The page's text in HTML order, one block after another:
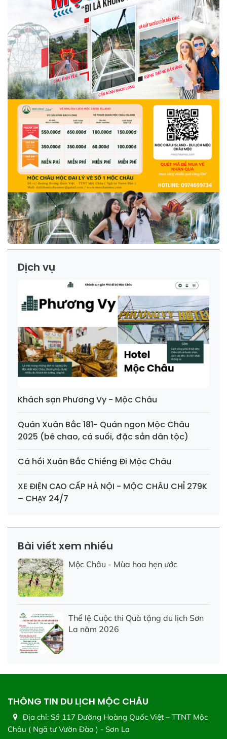
Dịch vụ
Khách sạn Phương Vy - Mộc Châu
Quán Xuân Bắc 181- Quán ngon Mộc Châu
2025 (bê chao, cá suối, đặc sản dân tộc)
Cá hồi Xuân Bắc Chiềng Đi Mộc Châu
XE ĐIỆN CAO CẤP HÀ NỘI - MỘC CHÂU CHỈ 279K
– CHẠY 24/7
Bài viết xem nhiều
Mộc Châu - Mùa hoa hẹn ước
Thể lệ Cuộc thi Quà tặng du lịch Sơn
La năm 2026
THÔNG TIN DU LỊCH MỘC CHÂU
Địa chỉ: Số 117 Đường Hoàng Quốc Việt – TTNT Mộc
Châu ( Ngã tư Vườn Đào ) - Sơn La